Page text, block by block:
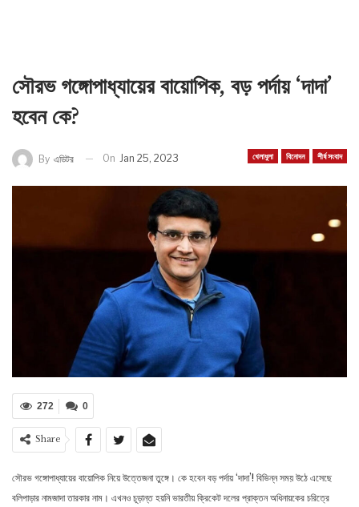
সৌরভ গঙ্গোপাধ্যায়ের বায়োপিক, বড় পর্দায় ‘দাদা’
হবেন কে?
খেলাধুলা বিনোদন শীর্ষ সংবাদ
By এডিটর On Jan 25, 2023
0
272
Share
সৌরভ গঙ্গোপাধ্যায়ের বায়োপিক নিয়ে উত্তেজনা তুঙ্গে। কে হবেন বড় পর্দায় ‘দাদা’! বিভিন্ন সময় উঠে এসেছে
বলিপাড়ার নামজাদা তারকার নাম। এখনও চূড়ান্ত হয়নি ভারতীয় ক্রিকেট দলের প্রাক্তন অধিনায়কের চরিত্রে